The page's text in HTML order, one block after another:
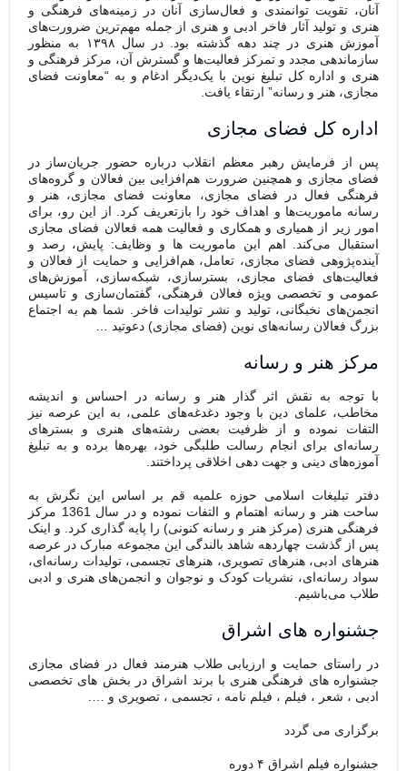
آنان، تقویت توانمندی و فعال‌سازی آنان در زمینه‌های فرهنگی و
هنری و تولید آثار فاخر ادبی و هنری از جمله مهم‌ترین ضرورت‌های
آموزش هنری در چند دهه گذشته بود. در سال ۱۳۹۸ به منظور
سازماندهی مجدد و تمرکز فعالیت‌ها و گسترش آن، مرکز فرهنگی و
هنری و اداره کل تبلیغ نوین با یک‌دیگر ادغام و به “معاونت فضای
مجازی، هنر و رسانه” ارتقاء یافت.
اداره کل فضای مجازی
پس از فرمایش‌ رهبر معظم انقلاب درباره حضور جریان‌ساز در
فضای مجازی و همچنین ضرورت هم‌افزایی‌ بین فعالان و گروه‌های
فرهنگی فعال در فضای مجازی، معاونت فضای مجازی، هنر و
رسانه ماموریت‌ها و اهداف خود را بازتعریف کرد. از این رو، برای
امور زیر از همیاری و همکاری و فعالیت همه فعالان فضای مجازی
استقبال می‌کند. اهم این ماموریت ها و وظایف: پایش، رصد و
آینده‌پژوهی فضای مجازی، تعامل، هم‌افزایی و حمایت از فعالان و
فعالیت‌های فضای مجازی، بسترسازی، شبکه‌سازی، آموزش‌های
عمومی و تخصصی ویژه فعالان فرهنگی، گفتمان‌سازی و تاسیس
انجمن‌های نخبگانی، تولید و نشر تولیدات فاخر. شما هم به اجتماع
بزرگ فعالان رسانه‌های نوین (فضای مجازی) دعوتید …
مرکز هنر و رسانه
با توجه به نقش اثر گذار هنر و رسانه در احساس و اندیشه
مخاطب، علمای دین با وجود دغدغه‌های علمی، به این عرصه نیز
التفات نموده و از ظرفیت‌ بعضی رشته‌های هنری و بسترهای
رسانه‌ای برای انجام رسالت طلبگی خود، بهره‌ها برده و به تبلیغ
آموزه‌های دینی و جهت دهی اخلاقی پرداختند.
دفتر تبلیغات اسلامی حوزه علمیه قم بر اساس این نگرش به
ساحت هنر و رسانه اهتمام و التفات نموده و در سال 1361 مرکز
فرهنگی هنری (مرکز هنر و رسانه کنونی) را پایه گذاری کرد. و اینک
پس از گذشت چهاردهه شاهد بالندگی این مجموعه مبارک در عرصه
هنرهای ادبی، هنرهای تصویری، هنرهای تجسمی، تولیدات رسانه‌ای،
سواد رسانه‌ای، نشریات کودک و نوجوان و انجمن‌های هنری و ادبی
طلاب می‌باشیم.
جشنواره های اشراق
در راستای حمایت و ارزیابی طلاب هنرمند فعال در فضای مجازی
جشنواره های فرهنگی هنری با برند اشراق در بخش های تخصصی
ادبی ، شعر ، فیلم ، فیلم نامه ، تجسمی ، تصویری و ….
برگزاری می گردد
جشنواره فیلم اشراق ۴ دوره